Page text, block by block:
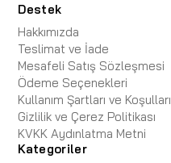
Destek
Hakkımızda
Teslimat ve İade
Mesafeli Satış Sözleşmesi
Ödeme Seçenekleri
Kullanım Şartları ve Koşulları
Gizlilik ve Çerez Politikası
KVKK Aydınlatma Metni
Kategoriler